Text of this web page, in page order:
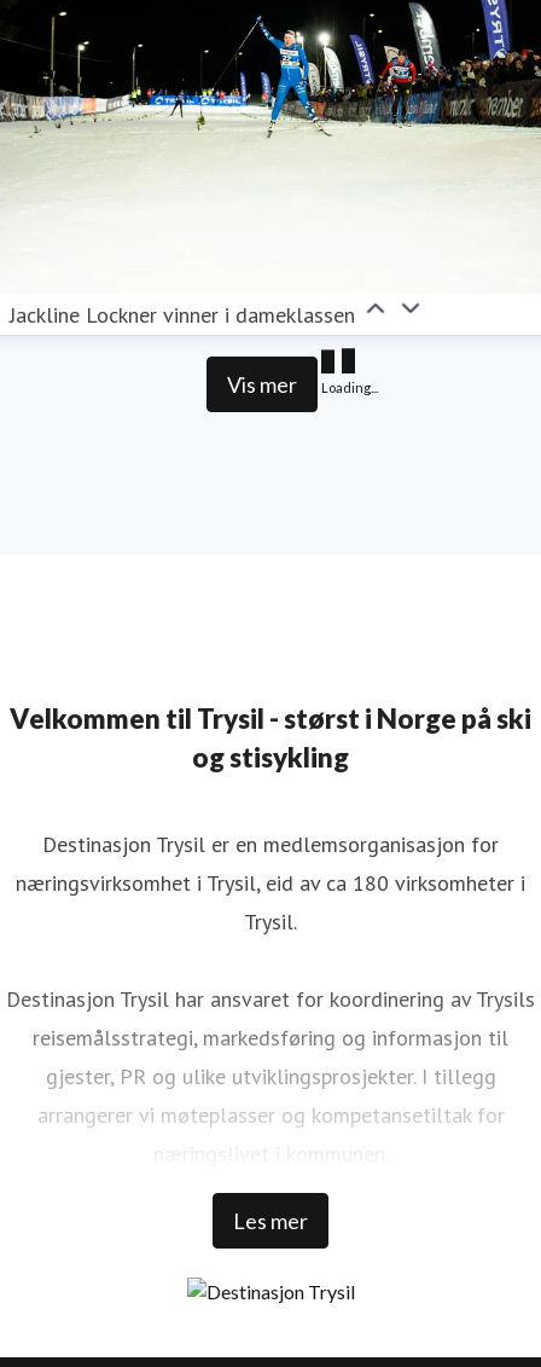
Jackline Lockner vinner i dameklassen
Vis mer Loading...
Velkommen til Trysil - størst i Norge på ski
og stisykling
Les mer
Destinasjon Trysil er en medlemsorganisasjon for
næringsvirksomhet i Trysil, eid av ca 180 virksomheter i
Trysil.
Destinasjon Trysil har ansvaret for koordinering av Trysils
reisemålsstrategi, markedsføring og informasjon til
gjester, PR og ulike utviklingsprosjekter. I tillegg
arrangerer vi møteplasser og kompetansetiltak for
næringslivet i kommunen.
Trysil er Norges største ski- og stisykkeldestinasjon. Vi har
1 000 000 kommersielle gjestedøgn, 32 000 senger rundt
Trysilfjellet, over 1 300 000 skidager, 456 millioner NOK i